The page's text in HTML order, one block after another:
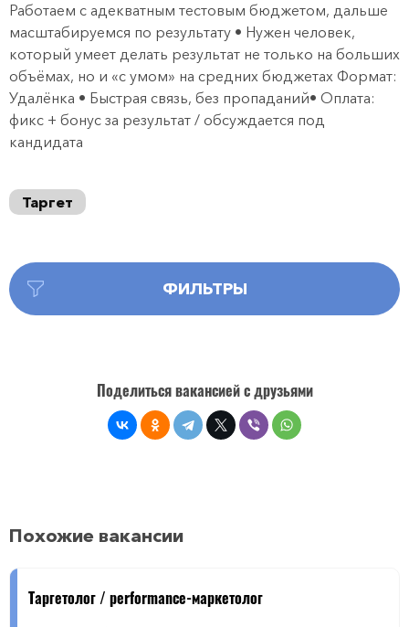
Работаем с адекватным тестовым бюджетом, дальше
масштабируемся по результату • Нужен человек,
который умеет делать результат не только на больших
объёмах, но и «с умом» на средних бюджетах Формат:
Удалёнка • Быстрая связь, без пропаданий• Оплата:
фикс + бонус за результат / обсуждается под
кандидата
Таргет
ФИЛЬТРЫ
Поделиться вакансией с друзьями
Похожие вакансии
Таргетолог / performance-маркетолог